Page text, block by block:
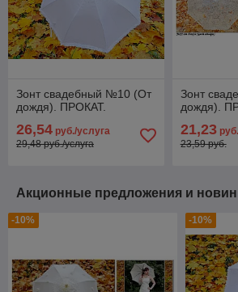
Зонт свадебный №10 (От
дождя). ПРОКАТ.
26,54 руб./услуга
29,48 руб./услуга
Зонт
дождя).
21,23руб.
23,59 руб.
Акционные предложения и
-10% -10%